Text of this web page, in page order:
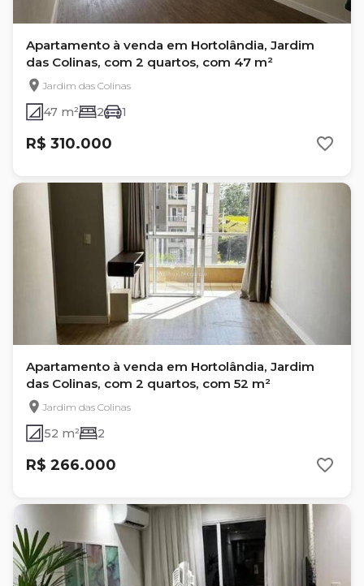
Apartamento à venda em Hortolândia, Jardim
das Colinas, com 2 quartos, com 47 m²
Jardim das Colinas
47 m² 2 1
R$ 310.000
Apartamento à venda em Hortolândia, Jardim
das Colinas, com 2 quartos, com 52 m²
Jardim das Colinas
52 m² 2
R$ 266.000